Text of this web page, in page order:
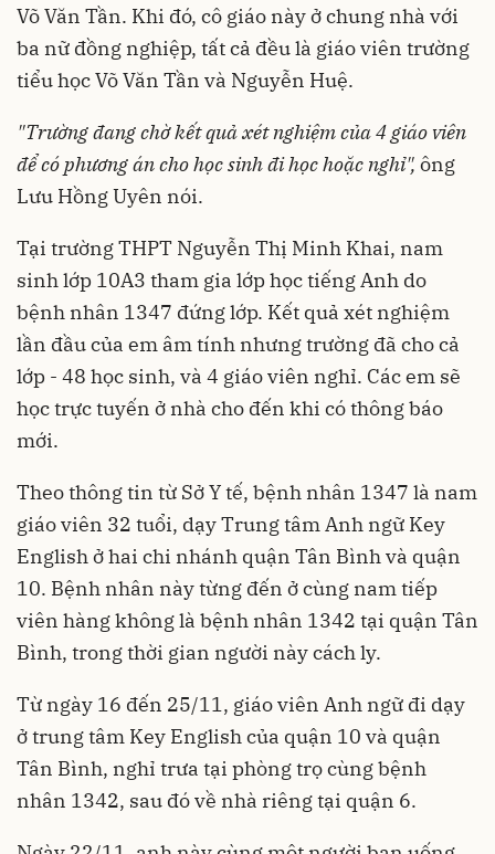
Võ Văn Tần. Khi đó, cô giáo này ở chung nhà với
ba nữ đồng nghiệp, tất cả đều là giáo viên trường
tiểu học Võ Văn Tần và Nguyễn Huệ.
"Trường đang chờ kết quả xét nghiệm của 4 giáo viên
để có phương án cho học sinh đi học hoặc nghỉ", ông
Lưu Hồng Uyên nói.
Tại trường THPT Nguyễn Thị Minh Khai, nam
sinh lớp 10A3 tham gia lớp học tiếng Anh do
bệnh nhân 1347 đứng lớp. Kết quả xét nghiệm
lần đầu của em âm tính nhưng trường đã cho cả
lớp - 48 học sinh, và 4 giáo viên nghỉ. Các em sẽ
học trực tuyến ở nhà cho đến khi có thông báo
mới.
Theo thông tin từ Sở Y tế, bệnh nhân 1347 là nam
giáo viên 32 tuổi, dạy Trung tâm Anh ngữ Key
English ở hai chi nhánh quận Tân Bình và quận
10. Bệnh nhân này từng đến ở cùng nam tiếp
viên hàng không là bệnh nhân 1342 tại quận Tân
Bình, trong thời gian người này cách ly.
Từ ngày 16 đến 25/11, giáo viên Anh ngữ đi dạy
ở trung tâm Key English của quận 10 và quận
Tân Bình, nghỉ trưa tại phòng trọ cùng bệnh
nhân 1342, sau đó về nhà riêng tại quận 6.